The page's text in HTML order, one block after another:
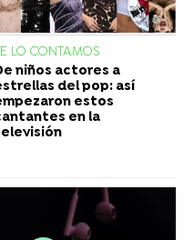
LO CONTAMOS
niños actores a
del pop: así
estos
en la